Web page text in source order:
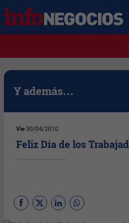
Y además…
Vie 30/04/2010
Feliz Día de los